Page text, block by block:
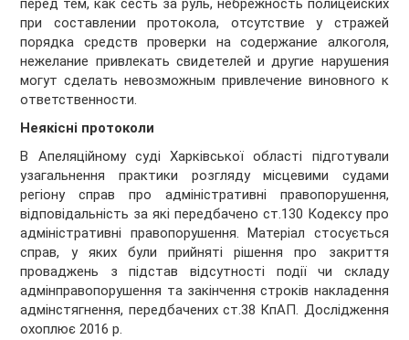
перед тем, как сесть за руль, небрежность полицейских
при составлении протокола, отсутствие у стражей
порядка средств проверки на содержание алкоголя,
нежелание привлекать свидетелей и другие нарушения
могут сделать невозможным привлечение виновного к
ответственности.
Неякісні протоколи
В Апеляційному суді Харківської області підготували
узагальнення практики розгляду місцевими судами
регіону справ про адміністративні правопорушення,
відповідальність за які передбачено ст.130 Кодексу про
адміністративні правопорушення. Матеріал стосується
справ, у яких були прийняті рішення про закриття
проваджень з підстав відсутності події чи складу
адмінправопорушення та закінчення строків накладення
адмінстягнення, передбачених ст.38 КпАП. Дослідження
охоплює 2016 р.